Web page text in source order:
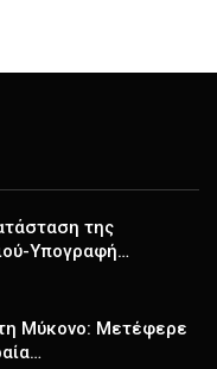
της
Υπογραφή…
Μύκονο: Μετέφερε